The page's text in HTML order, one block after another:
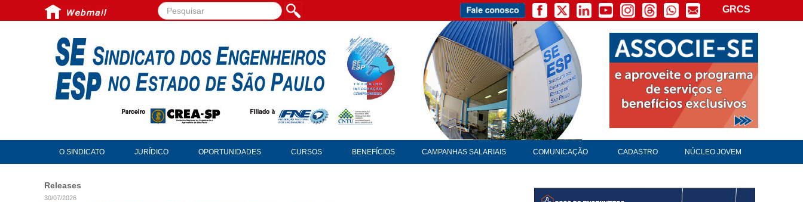
Pesquisar... GRCS
O SINDICATO JURÍDICO OPORTUNIDADES CURSOS BENEFÍCIOS CAMPANHAS SALARIAIS COMUNICAÇÃO CADASTRO NÚCLEO JOVEM
Releases
30/07/2026